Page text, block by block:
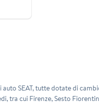
SEAT, tutte dotate di
cui Firenze, Sesto